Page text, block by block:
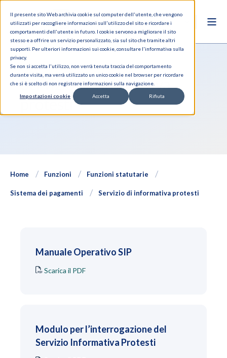
Il presente sito Web archivia cookie sul computer dell'utente, che vengono
utilizzati per raccogliere informazioni sull'utilizzo del sito e ricordare i
comportamenti dell'utente in futuro. I cookie servono a migliorare il sito
stesso e a offrire un servizio personalizzato, sia sul sito che tramite altri
supporti. Per ulteriori informazioni sui cookie, consultare l'informativa sulla
privacy.
Se non si accetta l'utilizzo, non verrà tenuta traccia del comportamento
durante visita, ma verrà utilizzato un unico cookie nel browser per ricordare
che si è scelto di non registrare informazioni sulla navigazione.
Impostazioni cookie Accetta Rifiuta
Servizio di informativa
protesti
Home Funzioni Funzioni statutarie
Sistema dei pagamenti Servizio di informativa protesti
Manuale Operativo SIP
Scarica il PDF
Modulo per l’interrogazione del
Servizio Informativa Protesti